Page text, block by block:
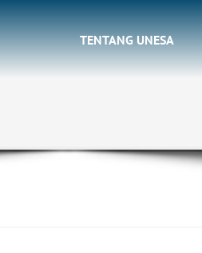
TENTANG UNESA